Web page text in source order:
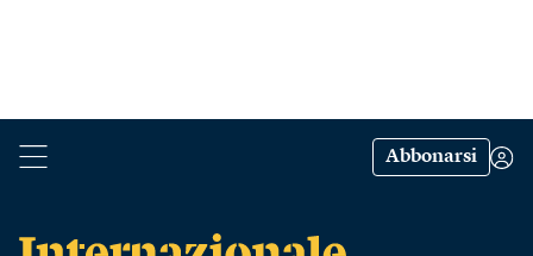
Abbonarsi